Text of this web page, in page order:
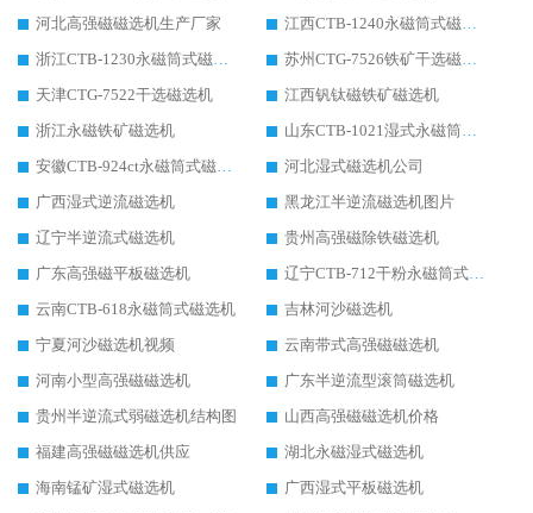
河北高强磁磁选机生产厂家
江西CTB-1240永磁筒式磁选机厂家
浙江CTB-1230永磁筒式磁选机生产厂家
苏州CTG-7526铁矿干选磁选机
天津CTG-7522干选磁选机
江西钒钛磁铁矿磁选机
浙江永磁铁矿磁选机
山东CTB-1021湿式永磁筒式磁选机
安徽CTB-924ct永磁筒式磁选机
河北湿式磁选机公司
广西湿式逆流磁选机
黑龙江半逆流磁选机图片
辽宁半逆流式磁选机
贵州高强磁除铁磁选机
广东高强磁平板磁选机
辽宁CTB-712干粉永磁筒式磁选机
云南CTB-618永磁筒式磁选机
吉林河沙磁选机
宁夏河沙磁选机视频
云南带式高强磁磁选机
河南小型高强磁磁选机
广东半逆流型滚筒磁选机
贵州半逆流式弱磁选机结构图
山西高强磁磁选机价格
福建高强磁磁选机供应
湖北永磁湿式磁选机
海南锰矿湿式磁选机
广西湿式平板磁选机